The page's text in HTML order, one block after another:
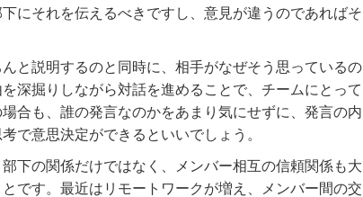
にそれを伝えるべきですし、意見が違うのであればそ
と説明するのと同時に、相手がなぜそう思っているの
深掘りしながら対話を進めることで、チームにとって
合も、誰の発言なのかをあまり気にせずに、発言の内
で意思決定ができるといいでしょう。
下の関係だけではなく、メンバー相互の信頼関係も大
です。最近はリモートワークが増え、メンバー間の交